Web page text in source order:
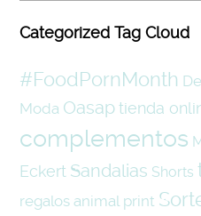
Categorized Tag Cloud
#FoodPornMonth
Moda Oasap tienda
complementos
Eckert Sandalias Shorts
regalos animal print